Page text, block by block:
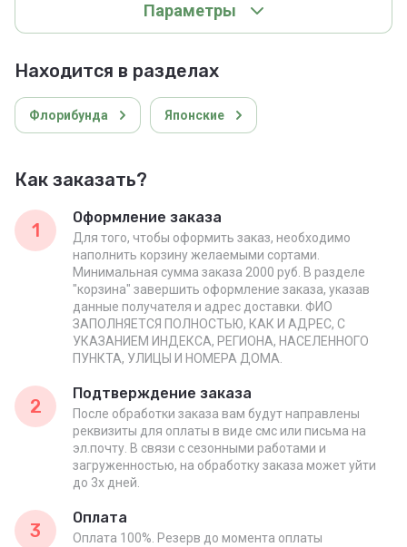
Параметры
Находится в разделах
Флорибунда Японские
Как заказать?
1
Оформление заказа
Для того, чтобы оформить заказ, необходимо
наполнить корзину желаемыми сортами.
Минимальная сумма заказа 2000 руб. В разделе
"корзина" завершить оформление заказа, указав
данные получателя и адрес доставки. ФИО
ЗАПОЛНЯЕТСЯ ПОЛНОСТЬЮ, КАК И АДРЕС, С
УКАЗАНИЕМ ИНДЕКСА, РЕГИОНА, НАСЕЛЕННОГО
ПУНКТА, УЛИЦЫ И НОМЕРА ДОМА.
2
Подтверждение заказа
После обработки заказа вам будут направлены
реквизиты для оплаты в виде смс или письма на
эл.почту. В связи с сезонными работами и
загруженностью, на обработку заказа может уйти
до 3х дней.
3
Оплата
Оплата 100%. Резерв до момента оплаты